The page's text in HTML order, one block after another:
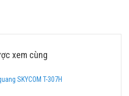
xem cùng
SKYCOM T-307H